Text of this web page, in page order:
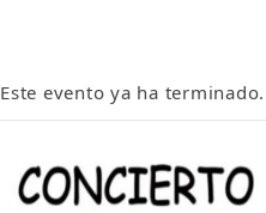
Este evento ya ha terminado.